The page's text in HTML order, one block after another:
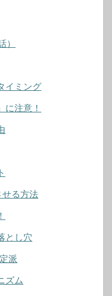
）
イミング
に注意！
せる方法
とし穴
派
ズム